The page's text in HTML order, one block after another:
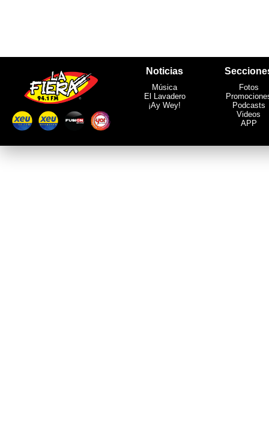
Noticias
Música
El Lavadero
¡Ay Wey!
Fotos
Podcasts
Videos
APP